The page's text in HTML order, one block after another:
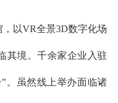
以VR全景3D数字化场
其境。千余家企业入驻
。虽然线上举办面临诸